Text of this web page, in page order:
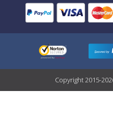
Copyright 2015-